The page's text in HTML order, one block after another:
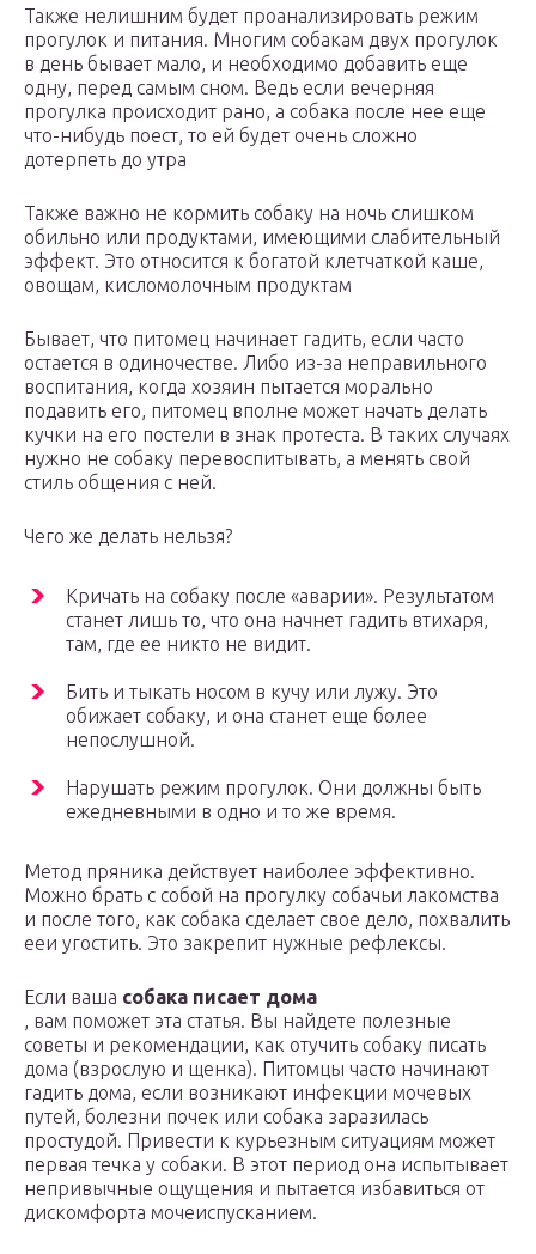
Также нелишним будет проанализировать режим
прогулок и питания. Многим собакам двух прогулок
в день бывает мало, и необходимо добавить еще
одну, перед самым сном. Ведь если вечерняя
прогулка происходит рано, а собака после нее еще
что-нибудь поест, то ей будет очень сложно
дотерпеть до утра
Также важно не кормить собаку на ночь слишком
обильно или продуктами, имеющими слабительный
эффект. Это относится к богатой клетчаткой каше,
овощам, кисломолочным продуктам
Бывает, что питомец начинает гадить, если часто
остается в одиночестве. Либо из-за неправильного
воспитания, когда хозяин пытается морально
подавить его, питомец вполне может начать делать
кучки на его постели в знак протеста. В таких случаях
нужно не собаку перевоспитывать, а менять свой
стиль общения с ней.
Чего же делать нельзя?
Кричать на собаку после «аварии». Результатом
станет лишь то, что она начнет гадить втихаря,
там, где ее никто не видит.
Бить и тыкать носом в кучу или лужу. Это
обижает собаку, и она станет еще более
непослушной.
Нарушать режим прогулок. Они должны быть
ежедневными в одно и то же время.
Метод пряника действует наиболее эффективно.
Можно брать с собой на прогулку собачьи лакомства
и после того, как собака сделает свое дело, похвалить
ееи угостить. Это закрепит нужные рефлексы.
Если ваша собака писает дома
, вам поможет эта статья. Вы найдете полезные
советы и рекомендации, как отучить собаку писать
дома (взрослую и щенка). Питомцы часто начинают
гадить дома, если возникают инфекции мочевых
путей, болезни почек или собака заразилась
простудой. Привести к курьезным ситуациям может
первая течка у собаки. В этот период она испытывает
непривычные ощущения и пытается избавиться от
дискомфорта мочеиспусканием.